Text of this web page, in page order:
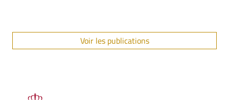
Voir les publications